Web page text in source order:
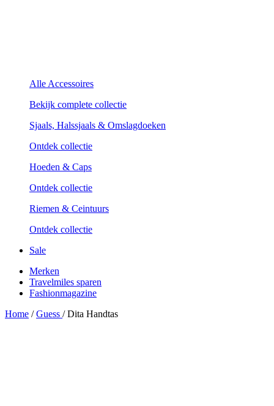
Alle Accessoires
Bekijk complete collectie
Sjaals, Halssjaals & Omslagdoeken
Ontdek collectie
Hoeden & Caps
Ontdek collectie
Riemen & Ceintuurs
Ontdek collectie
Sale
Merken
Travelmiles sparen
Fashionmagazine
Home / Guess / Dita Handtas